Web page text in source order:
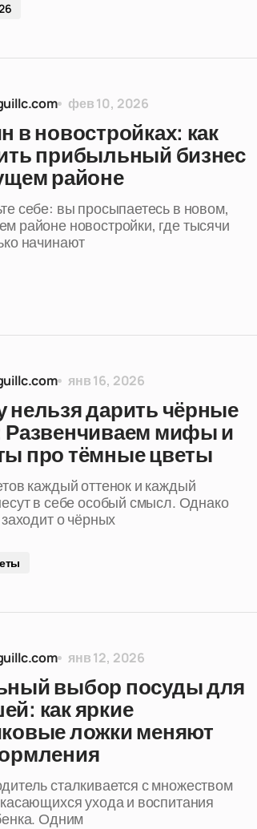
фев 10, 2026
в новостройках: как
прибыльный бизнес
районе
себе: вы просыпаетесь в новом,
районе новостройки, где тысячи
начинают
янв 16, 2026
нельзя дарить чёрные
Развенчиваем мифы и
про тёмные цветы
каждый оттенок и каждый
в себе особый смысл. Однако
заходит о чёрных
янв 12, 2026
выбор посуды для
как яркие
ложки меняют
сталкивается с множеством
ухода и воспитания
Одним